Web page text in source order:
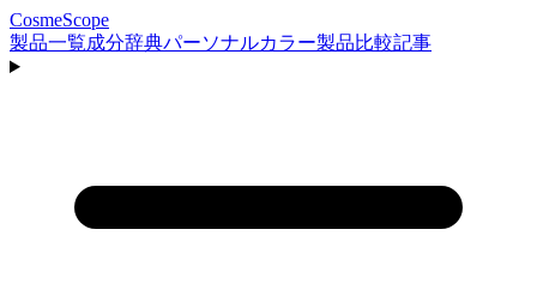
CosmeScope
製品一覧成分辞典パーソナルカラー製品比較記事